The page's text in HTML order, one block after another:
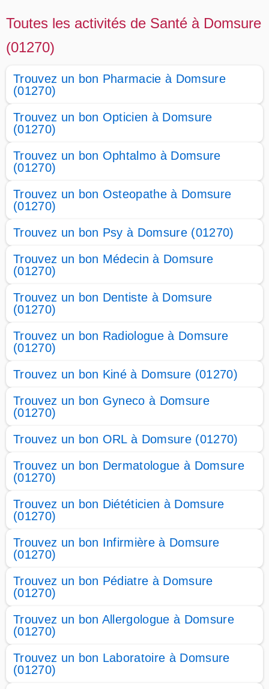
Toutes les activités de Santé à Domsure
(01270)
Trouvez un bon Pharmacie à Domsure
(01270)
Trouvez un bon Opticien à Domsure
(01270)
Trouvez un bon Ophtalmo à Domsure
(01270)
Trouvez un bon Osteopathe à Domsure
(01270)
Trouvez un bon Psy à Domsure (01270)
Trouvez un bon Médecin à Domsure
(01270)
Trouvez un bon Dentiste à Domsure
(01270)
Trouvez un bon Radiologue à Domsure
(01270)
Trouvez un bon Kiné à Domsure (01270)
Trouvez un bon Gyneco à Domsure
(01270)
Trouvez un bon ORL à Domsure (01270)
Trouvez un bon Dermatologue à Domsure
(01270)
Trouvez un bon Diététicien à Domsure
(01270)
Trouvez un bon Infirmière à Domsure
(01270)
Trouvez un bon Pédiatre à Domsure
(01270)
Trouvez un bon Allergologue à Domsure
(01270)
Trouvez un bon Laboratoire à Domsure
(01270)